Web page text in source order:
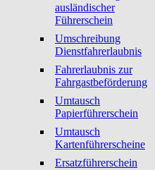
ausländischer
Führerschein
Umschreibung
Dienstfahrerlaubnis
Fahrerlaubnis zur
Fahrgastbeförderung
Umtausch
Papierführerschein
Umtausch
Kartenführerscheine
Ersatzführerschein